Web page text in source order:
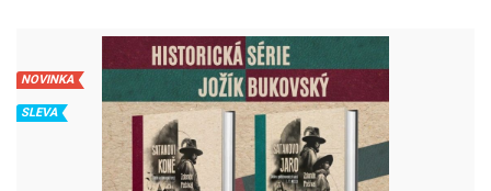
NOVINKA
SLEVA